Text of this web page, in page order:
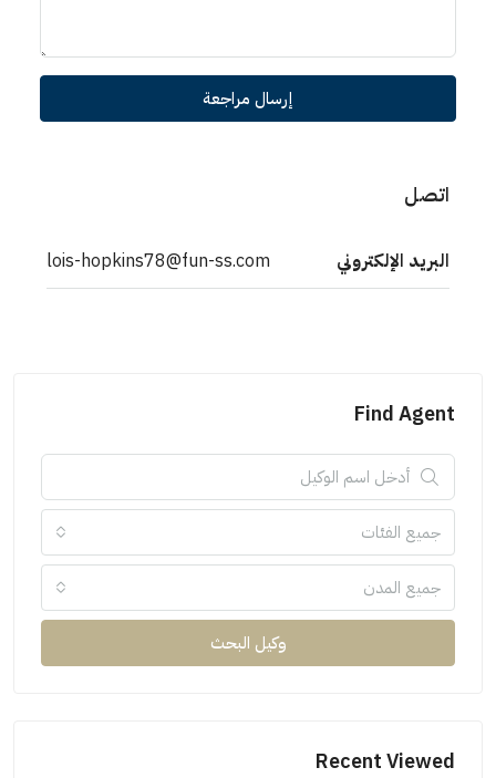
إرسال مراجعة
اتصل
البريد الإلكتروني lois-hopkins78@fun-ss.com
Find Agent
جميع الفئات
جميع المدن
وكيل البحث
Recent Viewed